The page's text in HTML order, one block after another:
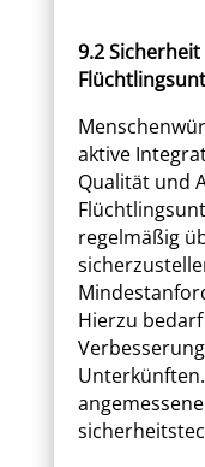
9.2
aktive
Qualität und
regelmäßig
Hierzu